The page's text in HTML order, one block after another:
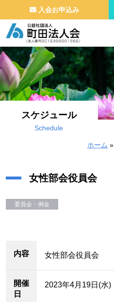
コンテンツへスキップ
メインナビゲーション
入会お申込み
スケジュール
Schedule
ホーム »
女性部会役員会
委員会・例会
内容 女性部会役員会
開催
日
2023年4月19日(水)